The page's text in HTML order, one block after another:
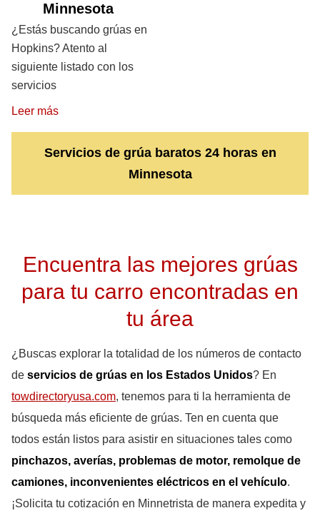
Minnesota
¿Estás buscando grúas en
Hopkins? Atento al
siguiente listado con los
servicios
Leer más
Servicios de grúa baratos 24 horas en
Minnesota
Encuentra las mejores grúas
para tu carro encontradas en
tu área
¿Buscas explorar la totalidad de los números de contacto
de servicios de grúas en los Estados Unidos? En
towdirectoryusa.com, tenemos para ti la herramienta de
búsqueda más eficiente de grúas. Ten en cuenta que
todos están listos para asistir en situaciones tales como
pinchazos, averías, problemas de motor, remolque de
camiones, inconvenientes eléctricos en el vehículo.
¡Solicita tu cotización en Minnetrista de manera expedita y